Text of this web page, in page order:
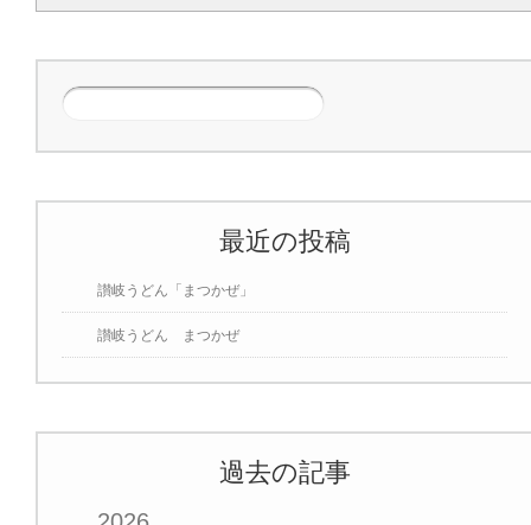
最近の投稿
讃岐うどん「まつかぜ」
讃岐うどん まつかぜ
過去の記事